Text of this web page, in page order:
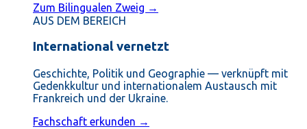
Zum Bilingualen Zweig →
AUS DEM BEREICH
International vernetzt
Geschichte, Politik und Geographie — verknüpft mit
Gedenkkultur und internationalem Austausch mit
Frankreich und der Ukraine.
Fachschaft erkunden →